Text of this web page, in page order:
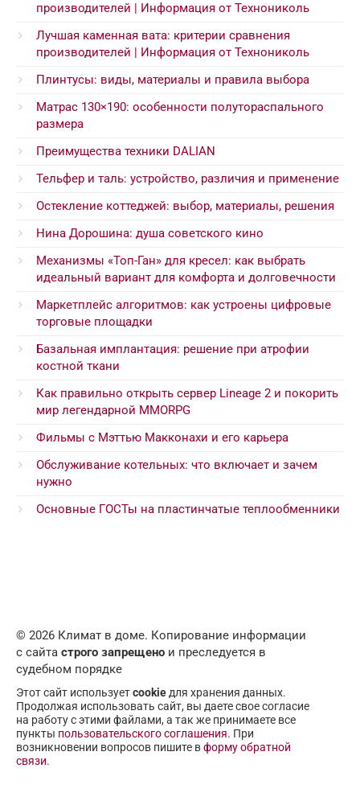
производителей | Информация от Технониколь
Лучшая каменная вата: критерии сравнения
производителей | Информация от Технониколь
Плинтусы: виды, материалы и правила выбора
Матрас 130×190: особенности полутораспального
размера
Преимущества техники DALIAN
Тельфер и таль: устройство, различия и применение
Остекление коттеджей: выбор, материалы, решения
Нина Дорошина: душа советского кино
Механизмы «Топ-Ган» для кресел: как выбрать
идеальный вариант для комфорта и долговечности
Маркетплейс алгоритмов: как устроены цифровые
торговые площадки
Базальная имплантация: решение при атрофии
костной ткани
Как правильно открыть сервер Lineage 2 и покорить
мир легендарной MMORPG
Фильмы с Мэттью Макконахи и его карьера
Обслуживание котельных: что включает и зачем
нужно
Основные ГОСТы на пластинчатые теплообменники
© 2026 Климат в доме. Копирование информации
с сайта строго запрещено и преследуется в
судебном порядке
Этот сайт используетcookieдля хранения данных.
Продолжая использовать сайт, вы даете свое согласие
на работу с этими файлами, а так же принимаете все
пункты пользовательского соглашения. При
возникновении вопросов пишите вформу обратной
связи.